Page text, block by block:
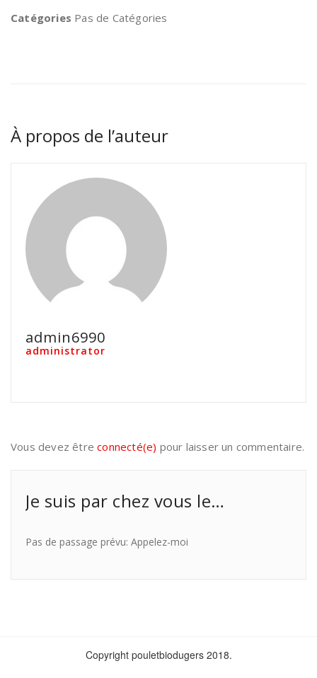
Catégories Pas de Catégories
À propos de l’auteur
admin6990
administrator
Vous devez êtreconnecté(e) pour laisser un commentaire.
Je suis par chez vous le…
Pas de passage prévu: Appelez-moi
Copyright pouletbiodugers 2018.